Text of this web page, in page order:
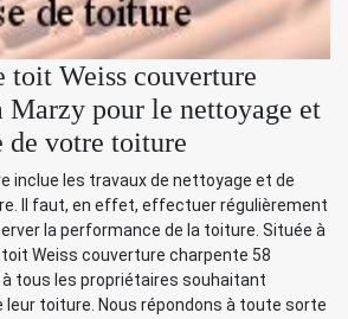
toit Weiss couverture
Marzy pour le nettoyage et
de votre toiture
inclue les travaux de nettoyage et de
Il faut, en effet, effectuer régulièrement
la performance de la toiture. Située à
Weiss couverture charpente 58
tous les propriétaires souhaitant
leur toiture. Nous répondons à toute sorte